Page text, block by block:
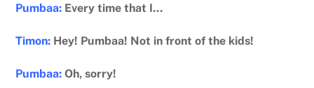
Pumbaa: Every time that I…
Timon: Hey! Pumbaa! Not in front of the kids!
Pumbaa: Oh, sorry!